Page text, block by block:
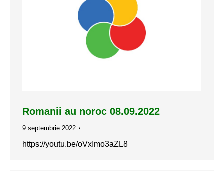
Romanii au noroc 08.09.2022
9 septembrie 2022
https://youtu.be/oVxImo3aZL8